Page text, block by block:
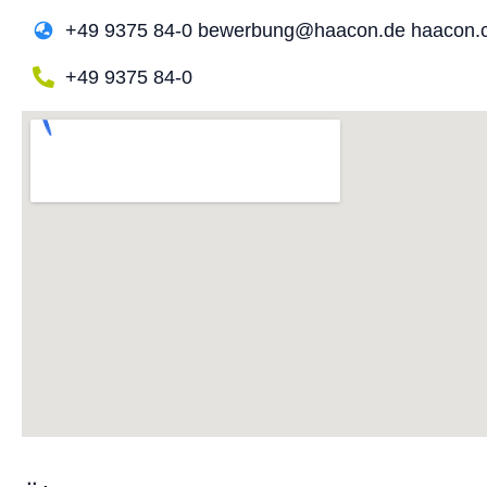
+49 9375 84-0 bewerbung@haacon.de
+49 9375 84-0